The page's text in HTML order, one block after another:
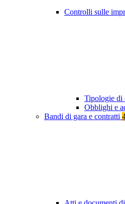
Controlli sulle
Tipologie di
Obblighi e
Bandi di gara e contratti